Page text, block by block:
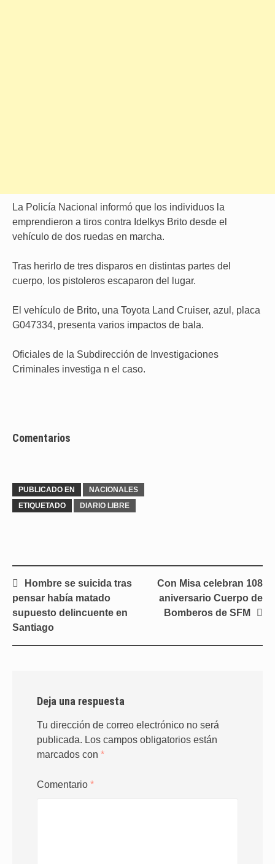
La Policía Nacional informó que los individuos la
emprendieron a tiros contra Idelkys Brito desde el
vehículo de dos ruedas en marcha.
Tras herirlo de tres disparos en distintas partes del
cuerpo, los pistoleros escaparon del lugar.
El vehículo de Brito, una Toyota Land Cruiser, azul, placa
G047334, presenta varios impactos de bala.
Oficiales de la Subdirección de Investigaciones
Criminales investiga n el caso.
Comentarios
PUBLICADO EN
NACIONALES
ETIQUETADO
DIARIO LIBRE
Navegación
de
entradas
Hombre se suicida tras
pensar había matado
supuesto delincuente en
Santiago
Con Misa celebran 108
aniversario Cuerpo de
Bomberos de SFM
Deja una respuesta
Tu dirección de correo electrónico no será
publicada. Los campos obligatorios están
marcados con *
Comentario *